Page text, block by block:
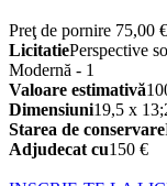
Preţ de pornire 75,00 €
LicitatiePerspective
Modernă - 1
Valoare estimativă
Dimensiuni19,5 x
Starea de conservare
Adjudecat cu150 €